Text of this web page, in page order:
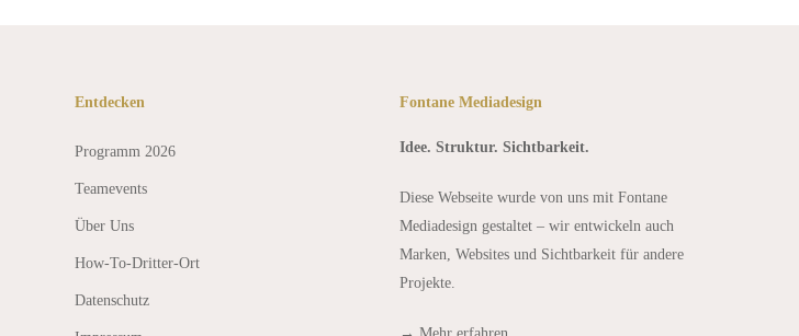
Entdecken
Programm 2026
Teamevents
Über Uns
How-To-Dritter-Ort
Datenschutz
Fontane Mediadesign
Idee. Struktur. Sichtbarkeit.
Diese Webseite wurde von uns mit Fontane
Mediadesign gestaltet – wir entwickeln auch
Marken, Websites und Sichtbarkeit für andere
Projekte.